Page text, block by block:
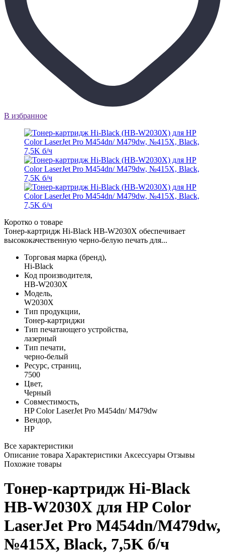
В избранное
Коротко о товаре
Тонер-картридж Hi-Black HB-W2030X обеспечивает
высококачественную черно-белую печать для...
Торговая марка (бренд),
Hi-Black
Код производителя,
HB-W2030X
Модель,
W2030X
Тип продукции,
Тонер-картриджи
Тип печатающего устройства,
лазерный
Тип печати,
черно-белый
Ресурс, страниц,
7500
Цвет,
Черный
Совместимость,
HP Color LaserJet Pro M454dn/ M479dw
Вендор,
HP
Все характеристики
Описание товара Характеристики Аксессуары Отзывы
Похожие товары
Тонер-картридж Hi-Black
HB-W2030X для HP Color
LaserJet Pro M454dn/M479dw,
№415X, Black, 7,5K б/ч